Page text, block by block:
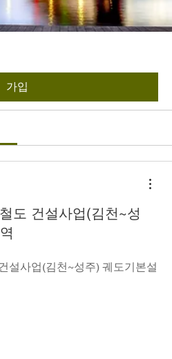
가입
도 건설사업(김천~성
설사업(김천~성주) 궤도기본설